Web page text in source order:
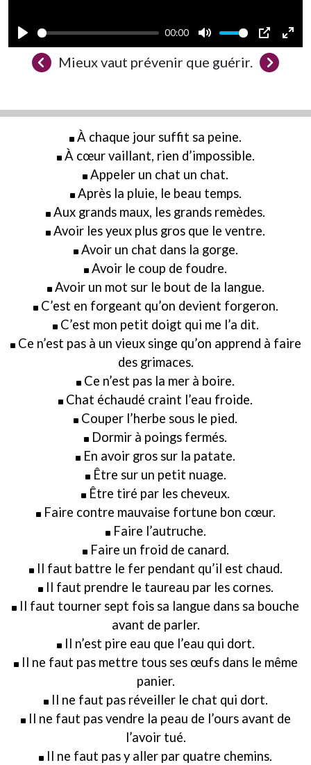
Play
00:00
Mute PIP
Mieux vaut prévenir que guérir.
À chaque jour suffit sa peine.
À cœur vaillant, rien d’impossible.
Appeler un chat un chat.
Après la pluie, le beau temps.
Aux grands maux, les grands remèdes.
Avoir les yeux plus gros que le ventre.
Avoir un chat dans la gorge.
Avoir le coup de foudre.
Avoir un mot sur le bout de la langue.
C’est en forgeant qu’on devient forgeron.
C’est mon petit doigt qui me l’a dit.
Ce n’est pas à un vieux singe qu’on apprend à faire
des grimaces.
Ce n’est pas la mer à boire.
Chat échaudé craint l’eau froide.
Couper l’herbe sous le pied.
Dormir à poings fermés.
En avoir gros sur la patate.
Être sur un petit nuage.
Être tiré par les cheveux.
Faire contre mauvaise fortune bon cœur.
Faire l’autruche.
Faire un froid de canard.
Il faut battre le fer pendant qu’il est chaud.
Il faut prendre le taureau par les cornes.
Il faut tourner sept fois sa langue dans sa bouche
avant de parler.
Il n’est pire eau que l’eau qui dort.
Il ne faut pas mettre tous ses œufs dans le même
panier.
Il ne faut pas réveiller le chat qui dort.
Il ne faut pas vendre la peau de l’ours avant de
l’avoir tué.
Il ne faut pas y aller par quatre chemins.